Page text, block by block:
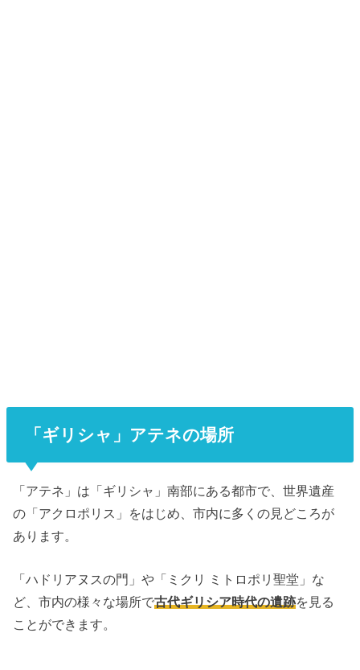
「ギリシャ」アテネの場所
「アテネ」は「ギリシャ」南部にある都市で、世界遺産
の「アクロポリス」をはじめ、市内に多くの見どころが
あります。
「ハドリアヌスの門」や「ミクリ ミトロポリ聖堂」な
ど、市内の様々な場所で古代ギリシア時代の遺跡を見る
ことができます。